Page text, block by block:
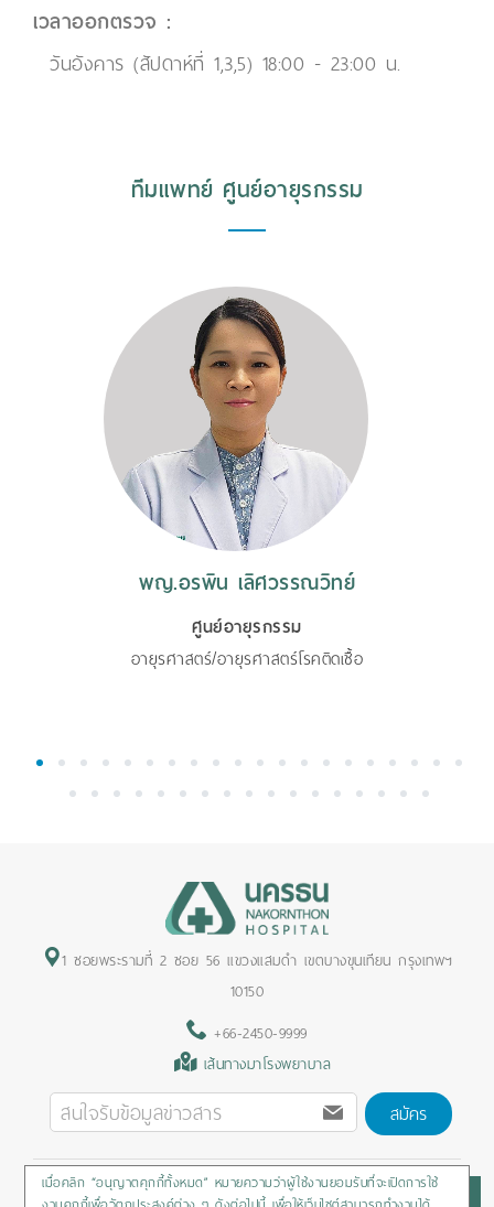
เวลาออกตรวจ :
วันอังคาร (สัปดาห์ที่ 1,3,5) 18:00 - 23:00 น.
ทีมแพทย์ ศูนย์อายุรกรรม
พญ.อรพิน เลิศวรรณวิทย์
ศูนย์อายุรกรรม
อายุรศาสตร์/อายุรศาสตร์โรคติดเชื้อ
1 2 3 4 5 6 7 8 9 10 11 12 13 14 15 16 17 18 19 20
21 22 23 24 25 26 27 28 29 30 31 32 33 34 35 36 37
1 ซอยพระรามที่ 2 ซอย 56 แขวงแสมดำ เขตบางขุนเทียน กรุงเทพฯ
10150
+66-2450-9999
เส้นทางมาโรงพยาบาล
สมัคร
Privacy Policy/Cookies Policy/Sitemap/สิทธิผู้ป่วย
เมื่อคลิก “อนุญาตคุกกี้ทั้งหมด” หมายความว่าผู้ใช้งานยอมรับที่จะเปิดการใช้